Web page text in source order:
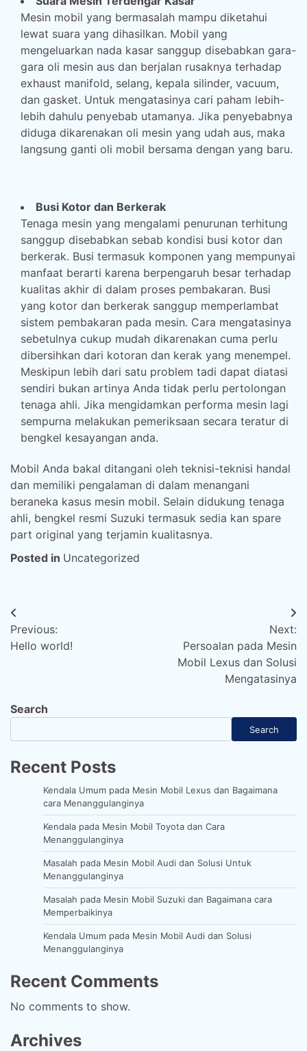
Mesin mobil yang bermasalah mampu diketahui
lewat suara yang dihasilkan. Mobil yang
mengeluarkan nada kasar sanggup disebabkan gara-
gara oli mesin aus dan berjalan rusaknya terhadap
exhaust manifold, selang, kepala silinder, vacuum,
dan gasket. Untuk mengatasinya cari paham lebih-
lebih dahulu penyebab utamanya. Jika penyebabnya
diduga dikarenakan oli mesin yang udah aus, maka
langsung ganti oli mobil bersama dengan yang baru.
Busi Kotor dan Berkerak
Tenaga mesin yang mengalami penurunan terhitung
sanggup disebabkan sebab kondisi busi kotor dan
berkerak. Busi termasuk komponen yang mempunyai
manfaat berarti karena berpengaruh besar terhadap
kualitas akhir di dalam proses pembakaran. Busi
yang kotor dan berkerak sanggup memperlambat
sistem pembakaran pada mesin. Cara mengatasinya
sebetulnya cukup mudah dikarenakan cuma perlu
dibersihkan dari kotoran dan kerak yang menempel.
Meskipun lebih dari satu problem tadi dapat diatasi
sendiri bukan artinya Anda tidak perlu pertolongan
tenaga ahli. Jika mengidamkan performa mesin lagi
sempurna melakukan pemeriksaan secara teratur di
bengkel kesayangan anda.
Mobil Anda bakal ditangani oleh teknisi-teknisi handal
dan memiliki pengalaman di dalam menangani
beraneka kasus mesin mobil. Selain didukung tenaga
ahli, bengkel resmi Suzuki termasuk sedia kan spare
part original yang terjamin kualitasnya.
Posted in Uncategorized
Post
navigation
Previous:
Hello world!
Next:
Persoalan pada Mesin
Mobil Lexus dan Solusi
Mengatasinya
Search
Search
Recent Posts
Kendala Umum pada Mesin Mobil Lexus dan Bagaimana
cara Menanggulanginya
Kendala pada Mesin Mobil Toyota dan Cara
Menanggulanginya
Masalah pada Mesin Mobil Audi dan Solusi Untuk
Menanggulanginya
Masalah pada Mesin Mobil Suzuki dan Bagaimana cara
Memperbaikinya
Kendala Umum pada Mesin Mobil Audi dan Solusi
Menanggulanginya
Recent Comments
No comments to show.
Archives